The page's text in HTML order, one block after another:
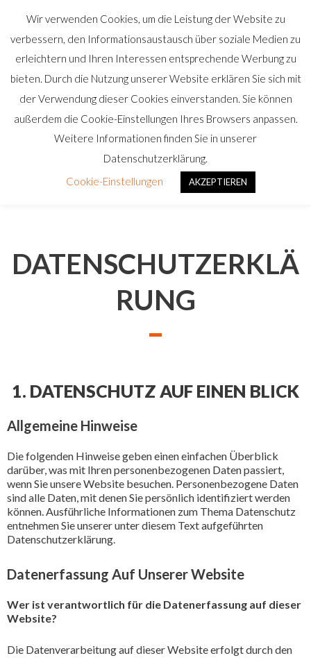
DATENSCHUTZERKLÄ
RUNG
1. DATENSCHUTZ AUF EINEN BLICK
Allgemeine Hinweise
Die folgenden Hinweise geben einen einfachen Überblick
darüber, was mit Ihren personenbezogenen Daten passiert,
wenn Sie unsere Website besuchen. Personenbezogene Daten
sind alle Daten, mit denen Sie persönlich identifiziert werden
können. Ausführliche Informationen zum Thema Datenschutz
entnehmen Sie unserer unter diesem Text aufgeführten
Datenschutzerklärung.
Datenerfassung Auf Unserer Website
Wer ist verantwortlich für die Datenerfassung auf dieser
Website?
Die Datenverarbeitung auf dieser Website erfolgt durch den
Wir verwenden Cookies, um die Leistung der Website zu
verbessern, den Informationsaustausch über soziale Medien zu
erleichtern und Ihren Interessen entsprechende Werbung zu
bieten. Durch die Nutzung unserer Website erklären Sie sich mit
der Verwendung dieser Cookies einverstanden. Sie können
außerdem die Cookie-Einstellungen Ihres Browsers anpassen.
Weitere Informationen finden Sie in unserer
Datenschutzerklärung.
Cookie-Einstellungen
AKZEPTIEREN